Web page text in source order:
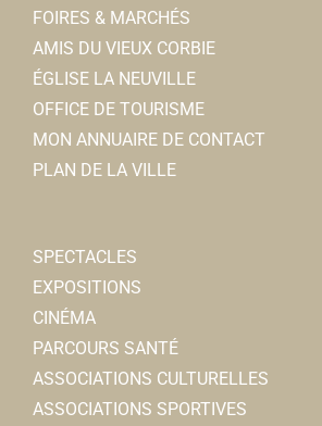
FOIRES & MARCHÉS
AMIS DU VIEUX CORBIE
ÉGLISE LA NEUVILLE
OFFICE DE TOURISME
MON ANNUAIRE DE CONTACT
PLAN DE LA VILLE
SPECTACLES
EXPOSITIONS
CINÉMA
PARCOURS SANTÉ
ASSOCIATIONS CULTURELLES
ASSOCIATIONS SPORTIVES